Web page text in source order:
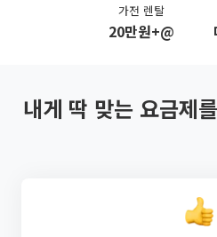
가전 렌탈
20만원+@
내게 딱 맞는 요금제를